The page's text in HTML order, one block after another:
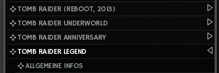
TOMB RAIDER (REBOOT, 2013)
TOMB RAIDER UNDERWORLD
TOMB RAIDER ANNIVERSARY
TOMB RAIDER LEGEND
ALLGEMEINE INFOS